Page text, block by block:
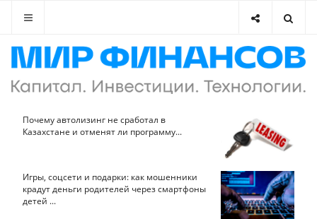
Почему автолизинг не сработал в
Казахстане и отменят ли программу...
Игры, соцсети и подарки: как мошенники
крадут деньги родителей через смартфоны
детей ...